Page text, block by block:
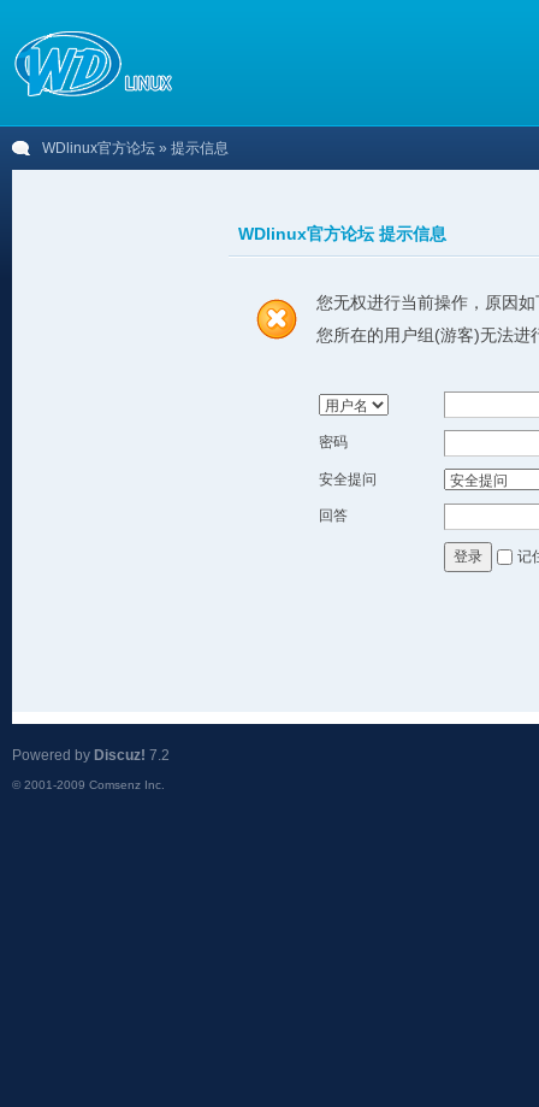
WDlinux官方论坛 » 提示信息
WDlinux官方论坛 提示信息
您无权进行当前操作，原因如
您所在的用户组(游客)无法进
密码
安全提问
回答
登录 记
Powered by Discuz! 7.2
© 2001-2009 Comsenz Inc.